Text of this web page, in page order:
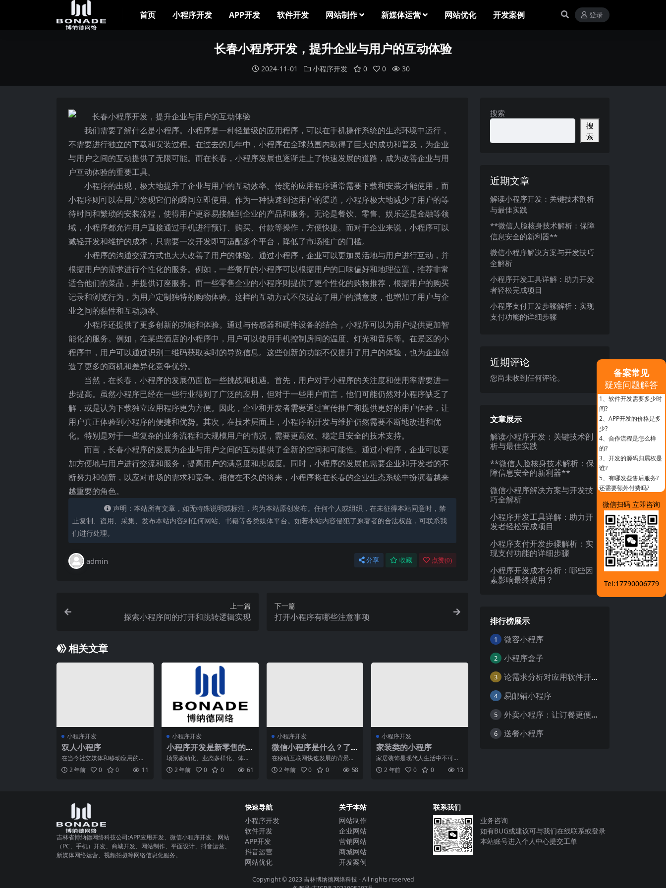
首页 小程序开发 APP开发 软件开发 网站制作 新媒体运营 网站优化 开发案例 登录
长春小程序开发，提升企业与用户的互动体验
2024-11-01 小程序开发 0 0 30
我们需要了解什么是小程序。小程序是一种轻量级的应用程序，可以在手机操作系统的生态环境中运行，
不需要进行独立的下载和安装过程。在过去的几年中，小程序在全球范围内取得了巨大的成功和普及，为企业
与用户之间的互动提供了无限可能。而在长春，小程序发展也逐渐走上了快速发展的道路，成为改善企业与用
户互动体验的重要工具。
小程序的出现，极大地提升了企业与用户的互动效率。传统的应用程序通常需要下载和安装才能使用，而
小程序则可以在用户发现它们的瞬间立即使用。作为一种快速到达用户的渠道，小程序极大地减少了用户的等
待时间和繁琐的安装流程，使得用户更容易接触到企业的产品和服务。无论是餐饮、零售、娱乐还是金融等领
域，小程序都允许用户直接通过手机进行预订、购买、付款等操作，方便快捷。而对于企业来说，小程序可以
减轻开发和维护的成本，只需要一次开发即可适配多个平台，降低了市场推广的门槛。
小程序的沟通交流方式也大大改善了用户的体验。通过小程序，企业可以更加灵活地与用户进行互动，并
根据用户的需求进行个性化的服务。例如，一些餐厅的小程序可以根据用户的口味偏好和地理位置，推荐非常
适合他们的菜品，并提供订座服务。而一些零售企业的小程序则提供了更个性化的购物推荐，根据用户的购买
记录和浏览行为，为用户定制独特的购物体验。这样的互动方式不仅提高了用户的满意度，也增加了用户与企
业之间的黏性和互动频率。
小程序还提供了更多创新的功能和体验。通过与传感器和硬件设备的结合，小程序可以为用户提供更加智
能化的服务。例如，在某些酒店的小程序中，用户可以使用手机控制房间的温度、灯光和音乐等。在景区的小
程序中，用户可以通过识别二维码获取实时的导览信息。这些创新的功能不仅提升了用户的体验，也为企业创
造了更多的商机和差异化竞争优势。
当然，在长春，小程序的发展仍面临一些挑战和机遇。首先，用户对于小程序的关注度和使用率需要进一
步提高。虽然小程序已经在一些行业得到了广泛的应用，但对于一些用户而言，他们可能仍然对小程序缺乏了
解，或是认为下载独立应用程序更为方便。因此，企业和开发者需要通过宣传推广和提供更好的用户体验，让
用户真正体验到小程序的便捷和优势。其次，在技术层面上，小程序的开发与维护仍然需要不断地改进和优
化。特别是对于一些复杂的业务流程和大规模用户的情况，需要更高效、稳定且安全的技术支持。
而言，长春小程序的发展为企业与用户之间的互动提供了全新的空间和可能性。通过小程序，企业可以更
加方便地与用户进行交流和服务，提高用户的满意度和忠诚度。同时，小程序的发展也需要企业和开发者的不
断努力和创新，以应对市场的需求和竞争。相信在不久的将来，小程序将在长春的企业生态系统中扮演着越来
越重要的角色。
声明：本站所有文章，如无特殊说明或标注，均为本站原创发布。任何个人或组织，在未征得本站同意时，禁
止复制、盗用、采集、发布本站内容到任何网站、书籍等各类媒体平台。如若本站内容侵犯了原著者的合法权益，可联系我
们进行处理。
admin 分享 收藏 点赞(0)
上一篇
探索小程序间的打开和跳转逻辑实现
下一篇
打开小程序有哪些注意事项
相关文章
小程序开发
双人小程序
在当今社交媒体和移动应用的潮
流中，双人小程序成为了一种备
受关注的新兴应用形式。这
2 年前 0 0 11
小程序开发
小程序开发是新零售的
未来
场景驱动化、业态多样化、体验
极致化，对产品和技术平台提出
了新的要求，而“微信社会
2 年前 0 0 61
小程序开发
微信小程序是什么？了
解一下它的定义和特点
在移动互联网快速发展的背景
下，微信小程序作为一种新兴的
应用形态，正逐渐走进人们的
2 年前 0 0 58
小程序开发
家装类的小程序
家居装饰是现代人生活中不可或
缺的一部分，它不仅仅是为了满
足基本的居住需要，更是一
2 年前 0 0 13
搜索
搜
索
近期文章
解读小程序开发：关键技术剖析
与最佳实践
**微信人脸核身技术解析：保障
信息安全的新利器**
微信小程序解决方案与开发技巧
全解析
小程序开发工具详解：助力开发
者轻松完成项目
小程序支付开发步骤解析：实现
支付功能的详细步骤
近期评论
您尚未收到任何评论。
文章展示
解读小程序开发：关键技术剖
析与最佳实践
**微信人脸核身技术解析：保
障信息安全的新利器**
微信小程序解决方案与开发技
巧全解析
小程序开发工具详解：助力开
发者轻松完成项目
小程序支付开发步骤解析：实
现支付功能的详细步骤
小程序开发成本分析：哪些因
素影响最终费用？
排行榜展示
1 微容小程序
2 小程序盒子
3 论需求分析对应用软件开发的重要性
4 易邮铺小程序
5 外卖小程序：让订餐更便捷，吃货的福音
6 送餐小程序
吉林省博纳德网络科技公司:APP应用开发、微信小程序开发、网站
（PC、手机）开发、商城开发、网站制作、平面设计、抖音运营、
新媒体网络运营、视频拍摄等网络信息化服务。
快速导航
小程序开发
软件开发
APP开发
抖音运营
网站优化
关于本站
网站制作
企业网站
营销网站
商城网站
开发案例
联系我们
业务咨询
如有BUG或建议可与我们在线联系或登录
本站账号进入个人中心提交工单
Copyright © 2023吉林博纳德网络科技- All rights reserved
备案常见
疑难问题解答
1、 软件开发需要多少时
间?
2、 APP开发的价格是多
少?
4、 合作流程是怎么样
的?
3、 开发的源码归属权是
谁?
5、 有哪发些售后服务?
还需要额外付费吗?
微信扫码 立即咨询
Tel:17790006779